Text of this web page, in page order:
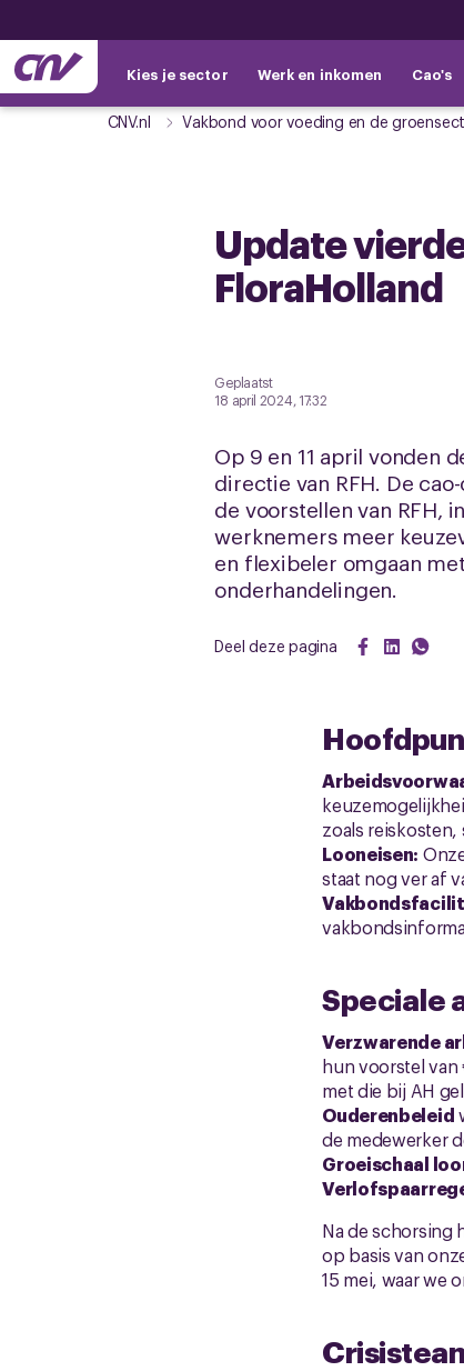
Kies je sector Werk en inkomen Cao's
CNV.nl Vakbond voor voeding en de
Update
FloraHolland
Geplaatst
18 april 2024, 17:32
Op 9 en 11 april vonden
directie van RFH. De
de voorstellen van RFH,
werknemers meer
en flexibeler omgaan
onderhandelingen.
Deel deze pagina
zoals
Looneisen:
staat nog ver af
Speciale
Verzwarende
hun voorstel van
met die bij AH
Ouderenbeleid
de medewerker
Groeischaal
Na de schorsing
op basis van
15 mei, waar we